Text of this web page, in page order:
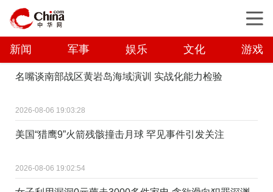
新闻 军事 娱乐 文化 游戏
名嘴谈南部战区黄岩岛海域演训 实战化能力检验
2026-08-06 19:03:28
美国“猎鹰9”火箭残骸撞击月球 罕见事件引发关注
2026-08-06 19:02:54